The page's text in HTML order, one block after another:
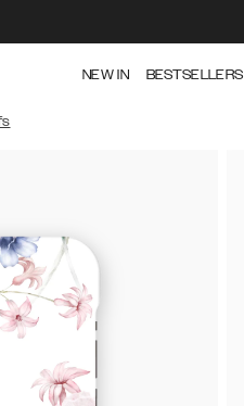
NEW IN BESTSELLERS